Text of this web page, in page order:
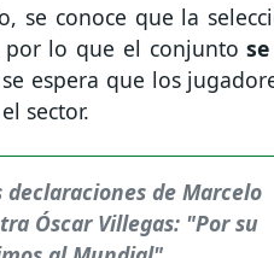
se conoce que la
por lo que el conjunto
espera que los
sector.